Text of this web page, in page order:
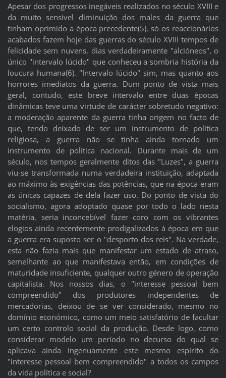
Apesar dos progressos inegáveis realizados no século XVIII e
da muito sensível diminuição dos males da guerra que
tinham oprimido a época precedente(5), só os reaccionários
acabados fazem hoje das guerras do século XVIII tempos de
felicidade sem nuvens, dias verdadeiramente "alcióneos", o
único "intervalo lúcido" que conheceu a sombria história da
loucura humana(6). "Intervalo lúcido" sim, mas quanto aos
horrores imediatos da guerra. Dum ponto de vista mais
geral, contudo, este breve intervalo entre duas épocas
dinâmicas teve uma virtude de carácter sobretudo negativo:
a moderação aparente da guerra tinha origem no facto de
que, tendo deixado de ser um instrumento de política
religiosa, a guerra não se tinha ainda tornado um
instrumento de política nacional. Durante mais de um
século, nos tempos geralmente ditos das "Luzes", a guerra
viu-se transformada numa verdadeira instituição, adaptada
ao máximo às exigências das potências, que na época eram
as únicas capazes de dela fazer uso. Do ponto de vista do
socialismo, agora adoptado quase por todo o lado nesta
matéria, seria inconcebível fazer coro com os vibrantes
elogios ainda recentemente prodigalizados à época em que
a guerra era suposto ser o "desporto dos reis". Na verdade,
esta não fazia mais que manifestar um estado de atraso,
semelhante ao que manifestava então, em condições de
maturidade insuficiente, qualquer outro género de operação
capitalista. Nos nossos dias, o "interesse pessoal bem
compreendido" dos produtores independentes de
mercadorias, deixou de se ver considerado, mesmo no
domínio económico, como um meio satisfatório de facultar
um certo controlo social da produção. Desde logo, como
considerar modelo um período no decurso do qual se
aplicava ainda ingenuamente este mesmo espírito do
"interesse pessoal bem compreendido" a todos os campos
da vida política e social?